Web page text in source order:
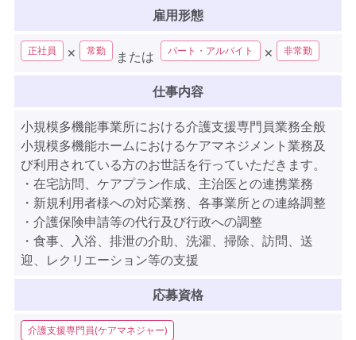
雇用形態
正社員 ✕ 常勤 または パート・アルバイト ✕ 非常勤
仕事内容
小規模多機能事業所における介護支援専門員業務全般
小規模多機能ホームにおけるケアマネジメント業務及
び利用されている方のお世話を行っていただきます。
・在宅訪問、ケアプラン作成、主治医との連携業務
・新規利用者様への対応業務、各事業所との連絡調整
・介護保険申請等の代行及び行政への調整
・食事、入浴、排泄の介助、洗濯、掃除、訪問、送
迎、レクリエーション等の支援
応募資格
介護支援専門員(ケアマネジャー)